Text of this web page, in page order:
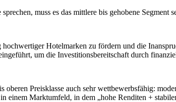
muss es das mittlere bis gehobene Segment
Hotelmarken zu fördern und die
um die Investitionsbereitschaft durch
Preisklasse auch sehr wettbewerbsfähig:
einem Marktumfeld, in dem „hohe Renditen +